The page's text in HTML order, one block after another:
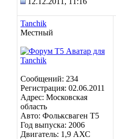
Tanchik
Местный
Сообщений: 234
Регистрация: 02.06.2011
Адрес: Московская
область
Авто: Фольксваген Т5
Год выпуска: 2006
Двигатель: 1,9 АХС